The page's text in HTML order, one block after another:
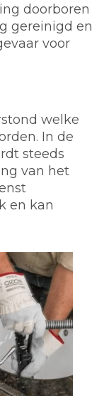
doorboren
gereinigd en
voor
welke
In de
steeds
van het
en kan